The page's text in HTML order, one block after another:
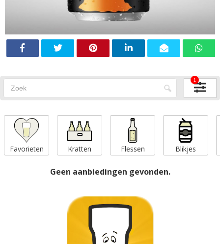
1
Favorieten Kratten Flessen Blikjes
Geen aanbiedingen gevonden.